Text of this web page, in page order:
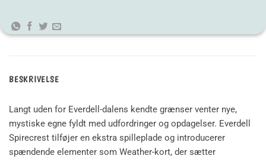
BESKRIVELSE
Langt uden for Everdell-dalens kendte grænser venter nye,
mystiske egne fyldt med udfordringer og opdagelser. Everdell
Spirecrest tilføjer en ekstra spilleplade og introducerer
spændende elementer som Weather-kort, der sætter